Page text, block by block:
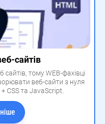
сайтів
сайтів, тому WEB-фахівці
веб-сайти з нуля
CSS та JavaScript.